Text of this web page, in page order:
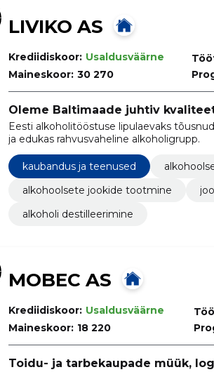
LIVIKO AS
Krediidiskoor: Usaldusväärne
Maineskoor: 30 270
Oleme Baltimaade juhtiv
Eesti alkoholitööstuse lipulaevaks
ja edukas rahvusvaheline alkoholigrupp.
kaubandus ja teenused
alkohoolsete jookide tootmine
alkoholi destilleerimine
MOBEC AS
Krediidiskoor: Usaldusväärne
Maineskoor: 18 220
Toidu- ja tarbekaupade müük,